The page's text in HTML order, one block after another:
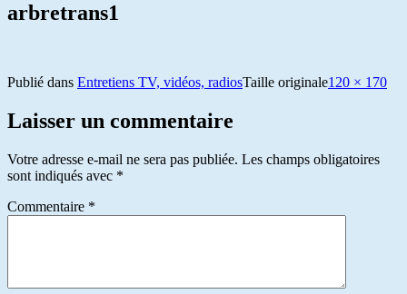
arbretrans1
Publié dans Entretiens TV, vidéos, radiosTaille originale120 × 170
Laisser un commentaire
Votre adresse e-mail ne sera pas publiée. Les champs obligatoires
sont indiqués avec *
Commentaire *